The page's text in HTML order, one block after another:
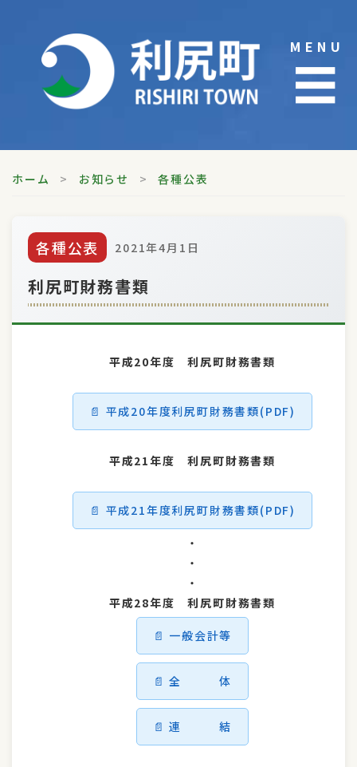
content
MENU
☰
ホーム > お知らせ > 各種公表
各種公表 2021年4月1日
利尻町財務書類
平成20年度 利尻町財務書類
平成20年度利尻町財務書類(PDF)
平成21年度 利尻町財務書類
平成21年度利尻町財務書類(PDF)
・
・
・
平成28年度 利尻町財務書類
一般会計等
全 体
連 結